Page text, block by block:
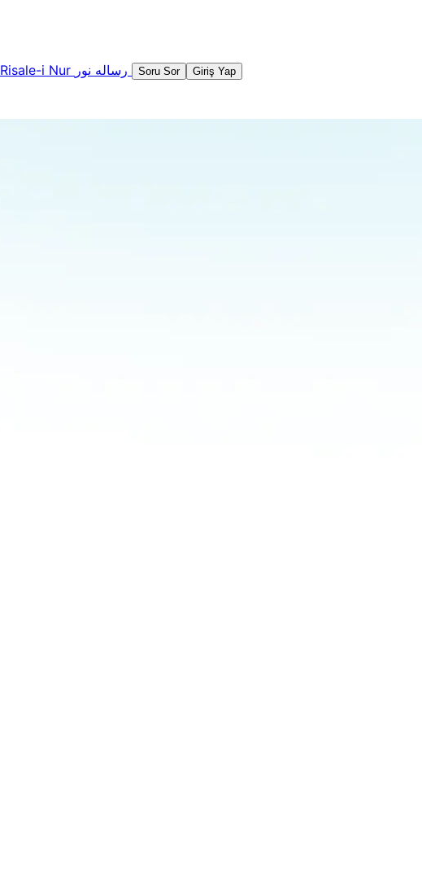
Risale-i Nur Soru Sor Giriş Yap